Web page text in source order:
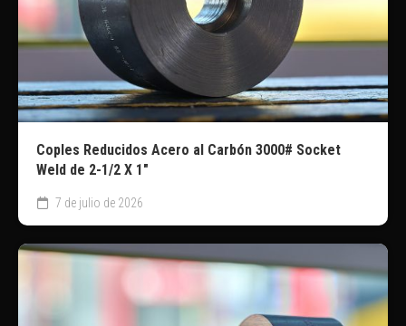
Coples Reducidos Acero al Carbón 3000# Socket
Weld de 2-1/2 X 1″
7 de julio de 2026